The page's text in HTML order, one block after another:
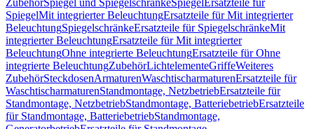
ZubehörSpiegel und SpiegelschränkeSpiegel Ersatzteile für
SpiegelMit integrierter BeleuchtungErsatzteile für Mit integrierter
BeleuchtungSpiegelschränkeErsatzteile für SpiegelschränkeMit
integrierter BeleuchtungErsatzteile für Mit integrierter
BeleuchtungOhne integrierte BeleuchtungErsatzteile für Ohne
integrierte BeleuchtungZubehörLichtelementeGriffeWeiteres
ZubehörSteckdosenArmaturenWaschtischarmaturenErsatzteile für
WaschtischarmaturenStandmontage, NetzbetriebErsatzteile für
Standmontage, NetzbetriebStandmontage, BatteriebetriebErsatzteile
für Standmontage, BatteriebetriebStandmontage,